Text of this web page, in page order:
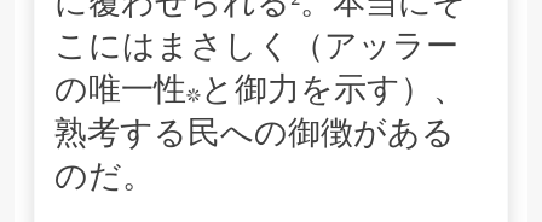
こにはまさしく（アッラー
の唯一性*と御力を示す）、
熟考する民への御徴がある
のだ。